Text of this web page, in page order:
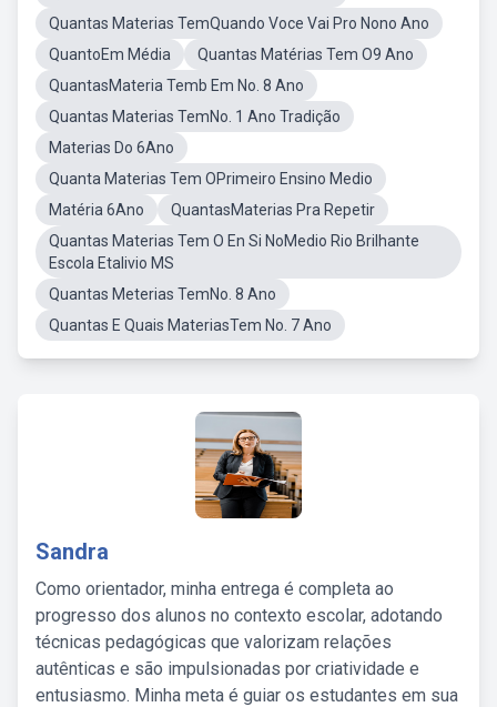
Quantas Materias TemQuando Voce Vai Pro Nono Ano
QuantoEm Média
Quantas Matérias Tem O9 Ano
QuantasMateria Temb Em No. 8 Ano
Quantas Materias TemNo. 1 Ano Tradição
Materias Do 6Ano
Quanta Materias Tem OPrimeiro Ensino Medio
Matéria 6Ano
QuantasMaterias Pra Repetir
Quantas Materias Tem O En Si NoMedio Rio Brilhante
Escola Etalivio MS
Quantas Meterias TemNo. 8 Ano
Quantas E Quais MateriasTem No. 7 Ano
Sandra
Como orientador, minha entrega é completa ao
progresso dos alunos no contexto escolar, adotando
técnicas pedagógicas que valorizam relações
autênticas e são impulsionadas por criatividade e
entusiasmo. Minha meta é guiar os estudantes em sua